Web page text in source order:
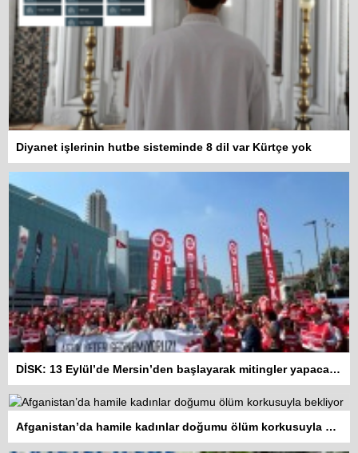
Diyanet işlerinin hutbe sisteminde 8 dil var Kürtçe yok
DİSK: 13 Eylül’de Mersin’den başlayarak mitingler yapacağız
Afganistan’da hamile kadınlar doğumu ölüm korkusuyla bekliyor